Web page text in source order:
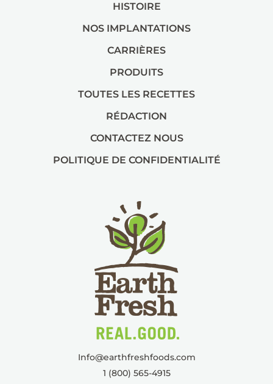
Info@earthfreshfoods.com
1 (800) 565-4915
HISTOIRE
NOS IMPLANTATIONS
CARRIÈRES
PRODUITS
TOUTES LES RECETTES
RÉDACTION
CONTACTEZ NOUS
POLITIQUE DE CONFIDENTIALITÉ